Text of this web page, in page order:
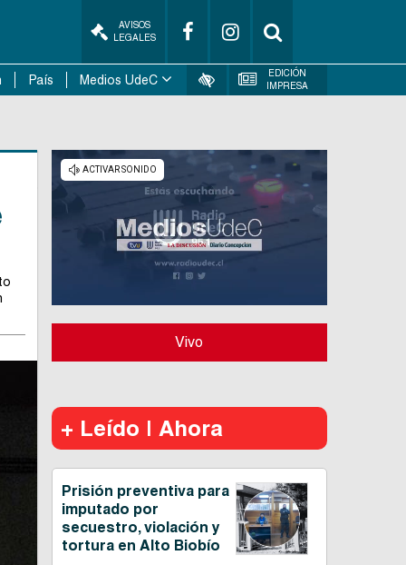
AVISOS
LEGALES
País Medios UdeC
EDICIÓN
IMPRESA
Vivo
+ Leído | Ahora
Prisión preventiva para
imputado por
secuestro, violación y
tortura en Alto Biobío